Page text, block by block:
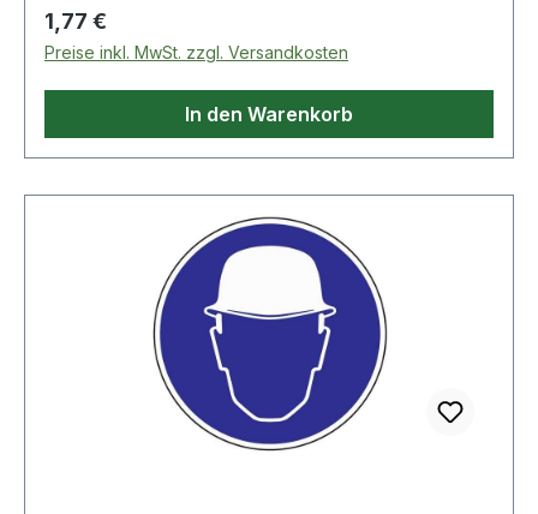
Regulärer Preis:
1,77 €
Preise inkl. MwSt. zzgl. Versandkosten
In den Warenkorb